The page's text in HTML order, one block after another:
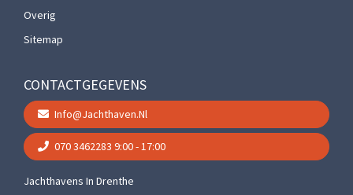
Overig
Sitemap
CONTACTGEGEVENS
Info@jachthaven.nl
070 3462283 9:00 - 17:00
Jachthavens In Drenthe